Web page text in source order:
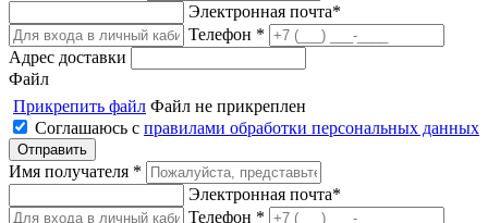
Электронная почта*
Телефон *
Адрес доставки
Файл
Прикрепить файл Файл не прикреплен
Соглашаюсь с правилами обработки персональных данных
Имя получателя *
Электронная почта*
Телефон *